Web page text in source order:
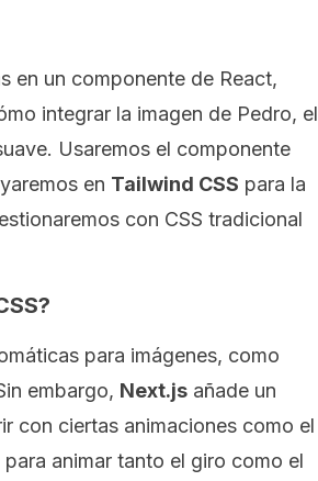
en un componente de React,
integrar la imagen de Pedro, el
Usaremos el componente
en Tailwind CSS para la
con CSS tradicional
para imágenes, como
embargo, Next.js añade un
con ciertas animaciones como el
animar tanto el giro como el